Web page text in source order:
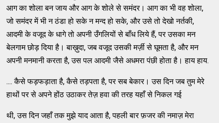
आग का शोला बन जाय और आग के शोले से समंदर। आग का भी वह शोला,
जो समंदर में भी न ठंडा हो सके न मन्द हो सके, और उसे तो देखो नर्तकी,
आदमी के वजूद के धागे तो अपनी उँगलियों से बाँध लिये हैं, पर उसका मन
बेलगाम छोड़ दिया है। बाख़ुदा, जब वजूद उसकी मर्ज़ी से घूमता है, और मन
अपनी मनमानी करता है, उस पल आदमी जैसे अधमरा पंछी होता है। हाय हाय.
.... कैसे फड़फड़ाता है, कैसे तड़पता है, पर सब बेकार। उस दिन जब तुम मेरे
हाथों पर से अपने होंठ उठाकर तेज़ हवा की तरह यहाँ से निकल गई
थी, उस दिन जहाँ तक मुझे याद आता है, पहली बार फ़जर की नमाज़ मेरा